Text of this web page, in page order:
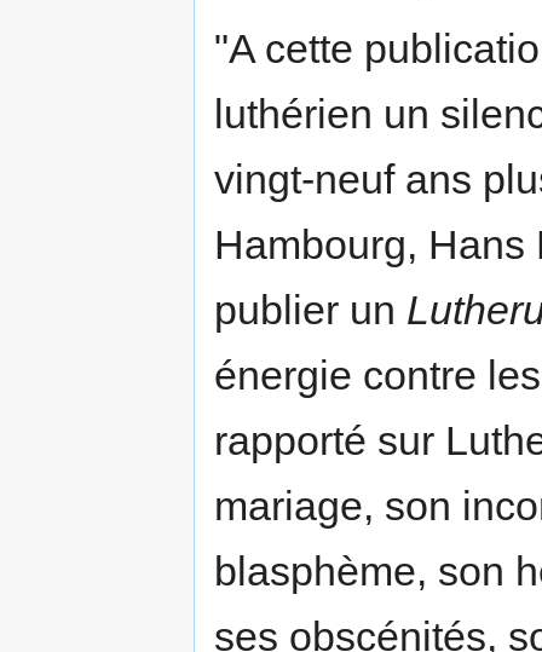
"A cette
luthérien un
vingt-neuf ans
Hambourg, Hans
publier un
énergie contre
rapporté sur
mariage, son
blasphème, son
ses obscénités,